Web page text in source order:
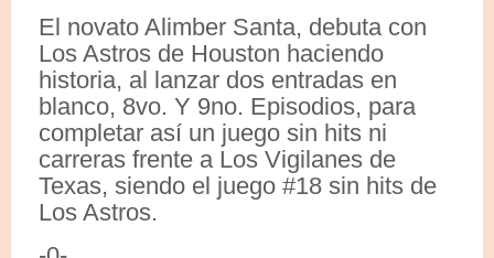
El novato Alimber Santa, debuta con
Los Astros de Houston haciendo
historia, al lanzar dos entradas en
blanco, 8vo. Y 9no. Episodios, para
completar así un juego sin hits ni
carreras frente a Los Vigilanes de
Texas, siendo el juego #18 sin hits de
Los Astros.